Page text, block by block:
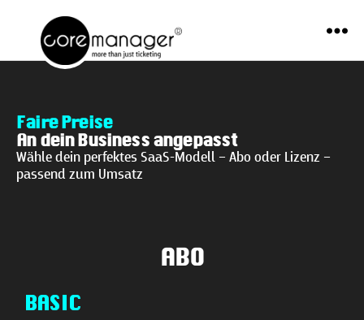
Faire Preise
An dein Business angepasst
Wähle dein perfektes SaaS-Modell – Abo oder Lizenz –
passend zum Umsatz
ABO
BASIC